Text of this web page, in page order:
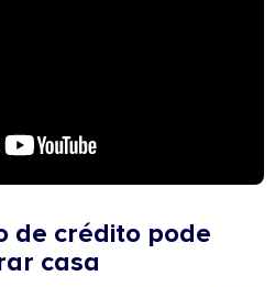
de crédito pode
casa